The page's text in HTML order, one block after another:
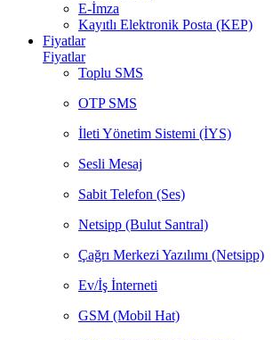
E-İmza
Kayıtlı Elektronik Posta (KEP)
Fiyatlar
Fiyatlar
Toplu SMS
OTP SMS
İleti Yönetim Sistemi (İYS)
Sesli Mesaj
Sabit Telefon (Ses)
Netsipp (Bulut Santral)
Çağrı Merkezi Yazılımı (Netsipp)
Ev/İş İnterneti
GSM (Mobil Hat)